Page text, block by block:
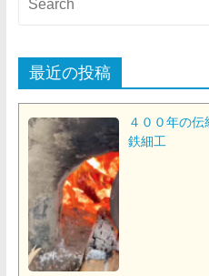
最近の投稿
４００年の
鉄細工